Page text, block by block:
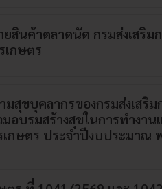
สินค้าตลาดนัด กรมส่งเสริ
เกษตร
มสุขบุคลากรของกรมส่งเส
อบรมสร้างสุขในการทำงา
เกษตร ประจำปีงบประมาณ